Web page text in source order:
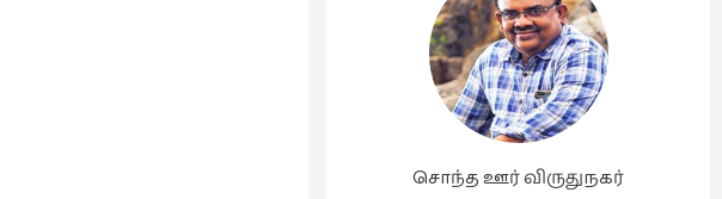
சொந்த ஊர் விருதுநகர்